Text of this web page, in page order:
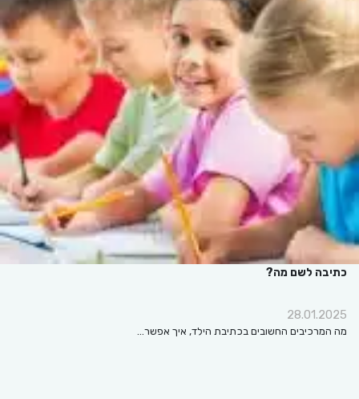
כתיבה לשם מה?
28.01.2025
מה המרכיבים החשובים בכתיבת הילד, איך אפשר…